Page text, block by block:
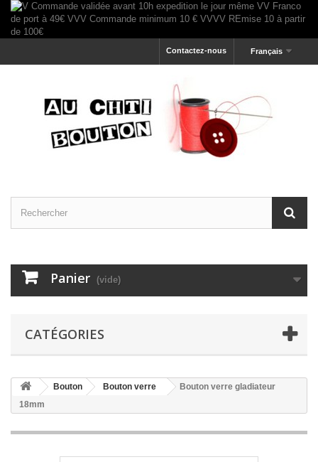
Français
Contactez-nous
Panier (vide)
CATÉGORIES
Bouton Bouton verre
Bouton verre gladiateur
18mm